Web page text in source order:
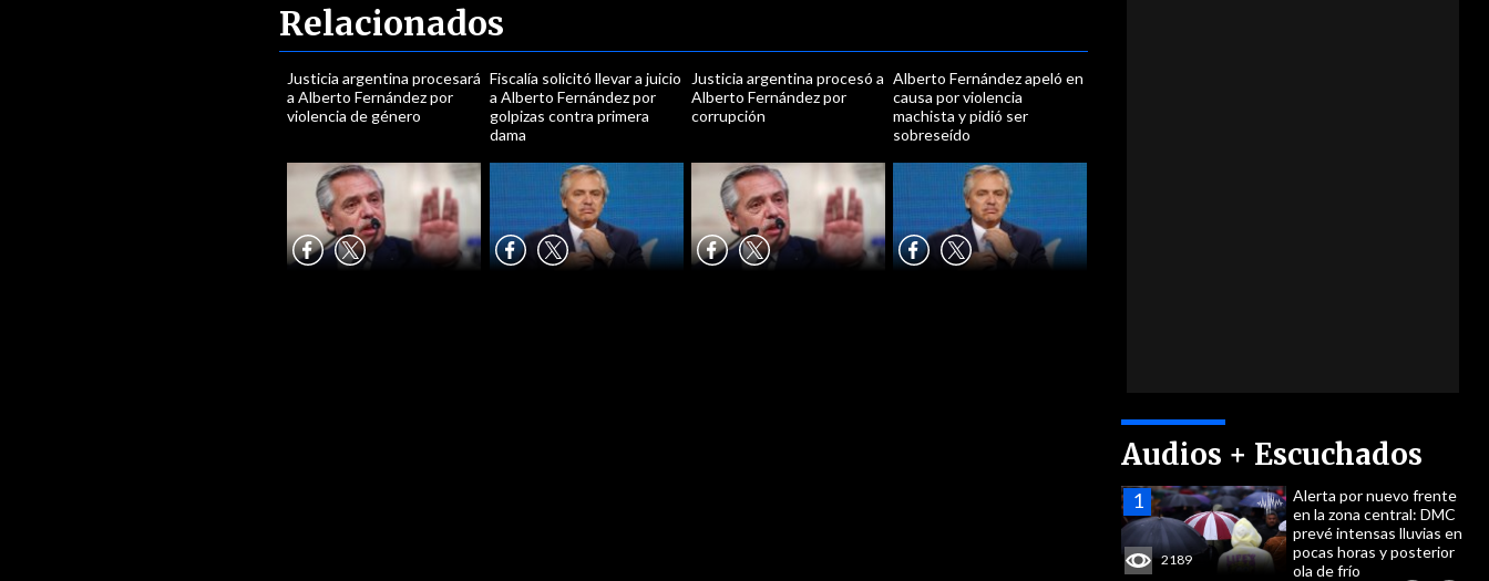
Audios + Escuchados
2189
Alerta por nuevo frente
en la zona central: DMC
prevé intensas lluvias en
pocas horas y posterior
ola de frío
Relacionados
Justicia argentina procesará
a Alberto Fernández por
violencia de género
Fiscalía solicitó llevar a juicio
a Alberto Fernández por
golpizas contra primera
dama
Justicia argentina procesó a
Alberto Fernández por
corrupción
Alberto Fernández apeló en
causa por violencia
machista y pidió ser
sobreseído